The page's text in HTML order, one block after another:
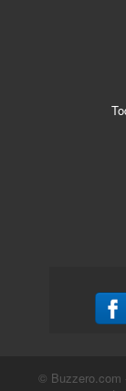
© Buzzero.com